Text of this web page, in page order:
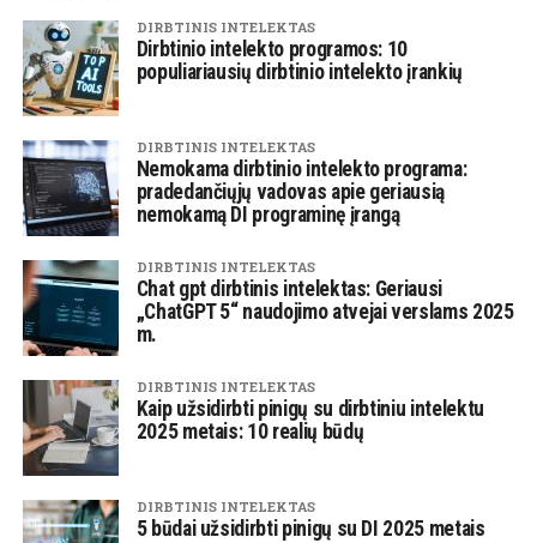
DIRBTINIS INTELEKTAS
Dirbtinio intelekto programos: 10
populiariausių dirbtinio intelekto įrankių
DIRBTINIS INTELEKTAS
Nemokama dirbtinio intelekto programa:
pradedančiųjų vadovas apie geriausią
nemokamą DI programinę įrangą
DIRBTINIS INTELEKTAS
Chat gpt dirbtinis intelektas: Geriausi
„ChatGPT 5“ naudojimo atvejai verslams 2025
m.
DIRBTINIS INTELEKTAS
Kaip užsidirbti pinigų su dirbtiniu intelektu
2025 metais: 10 realių būdų
DIRBTINIS INTELEKTAS
5 būdai užsidirbti pinigų su DI 2025 metais